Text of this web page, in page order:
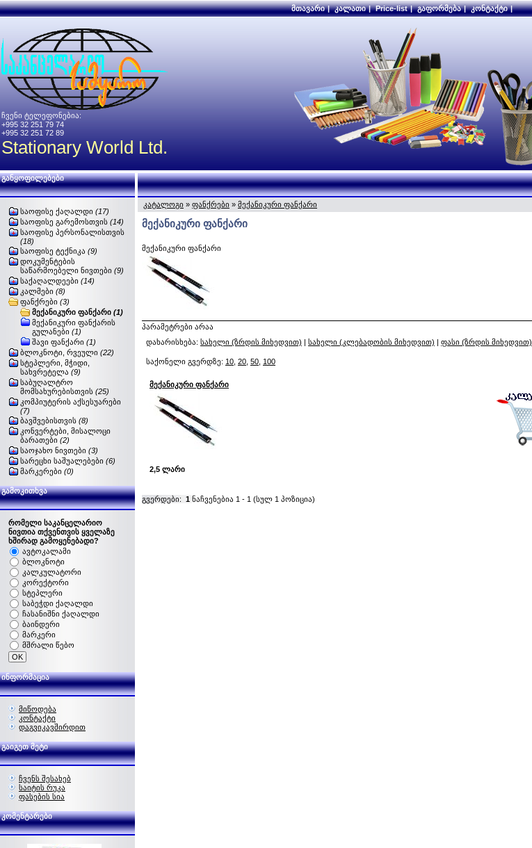
მთავარი | კალათი | Price-list | გაფორმება | კონტაქტი |
ჩვენი ტელეფონებია:
+995 32 251 79 74
+995 32 251 72 89
Stationary World Ltd.
განყოფილებები
საოფისე ქაღალდი (17)
საოფისე გარემოსთვის (14)
საოფისე პერსონალისთვის
(18)
საოფისე ტექნიკა (9)
დოკუმენტების
საწარმოებელი ნივთები (9)
საქაღალდეები (14)
კალმები (8)
ფანქრები (3)
მექანიკური ფანქარი (1)
მექანიკური ფანქარის
გულანები (1)
შავი ფანქარი (1)
ბლოკნოტი, რვეული (22)
სტეპლერი, მჭიდი,
სახვრეტელა (9)
საბუღალტრო
მომსახურებისთვის (25)
კომპიუტერის აქსესუარები
(7)
ბავშვებისთვის (8)
კონვერტები, მისალოცი
ბარათები (2)
საოჯახო ნივთები (3)
სარეცხი საშუალებები (6)
მარკერები (0)
გამოკითხვა
რომელი საკანცელარიო
ნივთია თქვენთვის ყველაზე
ხშირად გამოყენებადი?
ავტოკალამი
ბლოკნოტი
კალკულატორი
კორექტორი
სტეპლერი
საბეჭდი ქაღალდი
ჩასანიშნი ქაღალდი
ბაინდერი
მარკერი
მშრალი წებო
ინფორმაცია
მიწოდება
კონტაქტი
დაგვიკავშირდით
გაიგეთ მეტი
ჩვენს შესახებ
საიტის რუკა
ფასების სია
კომენტარები
კატალოგი » ფანქრები » მექანიკური ფანქარი
მექანიკური ფანქარი
მექანიკური ფანქარი
პარამეტრები არაა
დახარისხება: სახელი (ზრდის მიხედვით) | სახელი (კლებადობის მიხედვით) | ფასი (ზრდის მიხედვით)
საქონელი გვერდზე: 10 20 50 100
მექანიკური ფანქარი
2,5 ლარი
გვერდები: 1 ნაჩვენებია 1 - 1 (სულ 1 პოზიცია)